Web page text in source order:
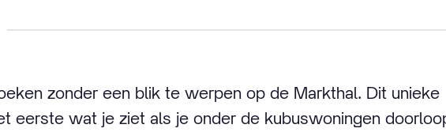
zonder een blik te werpen op de Markthal. Dit unieke
eerste wat je ziet als je onder de kubuswoningen